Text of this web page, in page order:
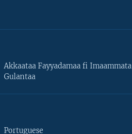
Akkaataa Fayyadamaa fi Imaammata
Gulantaa
Portuguese